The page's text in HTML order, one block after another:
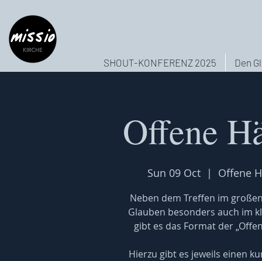
Den
SHOUT-KONFERENZ 2025
Offene
Sun 09 Oct
  |
Offene
Neben dem Treffen im
Glauben besonders auch im
gibt es das Format der
Hierzu gibt es jeweils einen